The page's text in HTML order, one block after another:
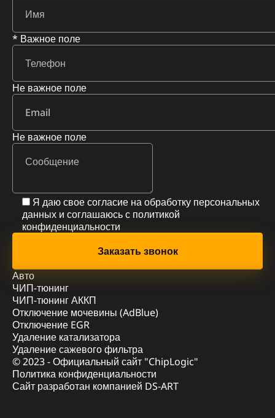
* Важное поле
Не важное поле
Не важное поле
Я даю свое согласие на обработку персональных
данных и соглашаюсь с политикой
конфиденциальности
Авто
ЧИП-тюнинг
ЧИП-тюнинг АККП
Отключение мочевины (AdBlue)
Отключение EGR
Удаление катализатора
Удаление сажевого фильтра
© 2023 - Официальный сайт "ChipLogic"
Политика конфиденциальности
Сайт разработан компанией DS-ART